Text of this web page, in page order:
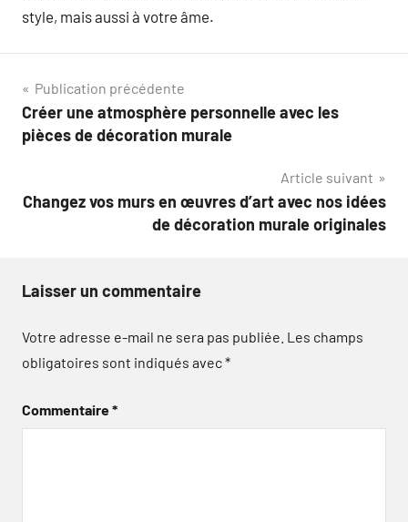
style, mais aussi à votre âme.
Navigation
de
Publication précédente
Créer une atmosphère personnelle avec les
pièces de décoration murale
Article suivant
Changez vos murs en œuvres d’art avec nos idées
de décoration murale originales
Laisser un commentaire
Votre adresse e-mail ne sera pas publiée. Les champs
obligatoires sont indiqués avec*
Commentaire*